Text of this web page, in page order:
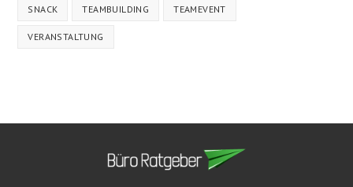
SNACK TEAMBUILDING TEAMEVENT
VERANSTALTUNG